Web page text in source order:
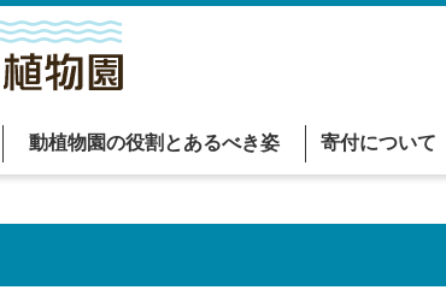
動植物園の役割とあるべき姿 寄付について